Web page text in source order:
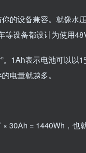
的设备兼容。就像水
设备都设计为使用
”。1Ah表示电池可以以
电量就越多。
30Ah = 1440Wh，也